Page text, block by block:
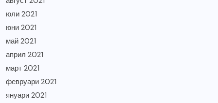
юли 2021
юни 2021
май 2021
април 2021
март 2021
февруари 2021
януари 2021